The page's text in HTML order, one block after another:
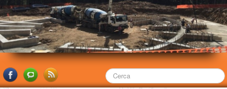
Gallery▼
Blocchi di Calcestruzzo
Contatti
Area Privata